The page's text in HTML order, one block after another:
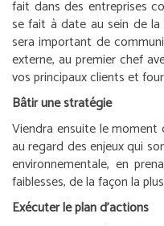
fait dans des entreprises
se fait à date au sein de
sera important de
externe, au premier chef
vos principaux clients et
Bâtir une stratégie
Viendra ensuite le
au regard des enjeux qui
environnementale, en
faiblesses, de la façon la
Exécuter le plan d’actions